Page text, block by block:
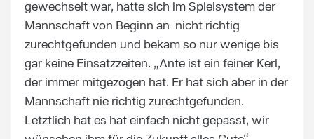
gewechselt war, hatte sich im Spielsystem der
Mannschaft von Beginn an nicht richtig
zurechtgefunden und bekam so nur wenige bis
gar keine Einsatzzeiten. „Ante ist ein feiner Kerl,
der immer mitgezogen hat. Er hat sich aber in der
Mannschaft nie richtig zurechtgefunden.
Letztlich hat es hat einfach nicht gepasst, wir